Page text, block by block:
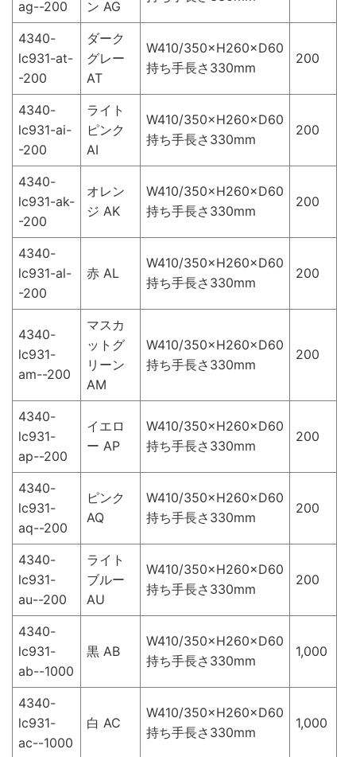
ag--200 ン AG
4340-
lc931-at-
-200
ダーク
グレー
AT
W410/350×H260×D60
持ち手長さ330mm
200
4340-
lc931-ai-
-200
ライト
ピンク
AI
W410/350×H260×D60
持ち手長さ330mm
200
4340-
lc931-ak-
-200
オレン
ジ AK
W410/350×H260×D60
持ち手長さ330mm
200
4340-
lc931-al-
-200
赤 AL
W410/350×H260×D60
持ち手長さ330mm
200
4340-
lc931-
am--200
マスカ
ットグ
リーン
AM
W410/350×H260×D60
持ち手長さ330mm
200
4340-
lc931-
ap--200
イエロ
ー AP
W410/350×H260×D60
持ち手長さ330mm
200
4340-
lc931-
aq--200
ピンク
AQ
W410/350×H260×D60
持ち手長さ330mm
200
4340-
lc931-
au--200
ライト
ブルー
AU
W410/350×H260×D60
持ち手長さ330mm
200
4340-
lc931-
ab--1000
黒 AB
W410/350×H260×D60
持ち手長さ330mm
1,000
4340-
lc931-
ac--1000
白 AC
W410/350×H260×D60
持ち手長さ330mm
1,000